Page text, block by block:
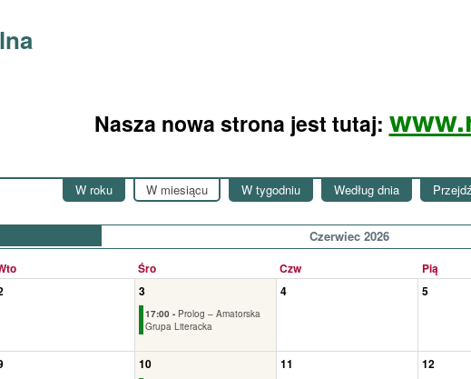
Nasza nowa strona jest tutaj:
W roku W miesiącu W tygodniu Według dnia
Czerwiec 2026
Śro Czw Pią
3
17:00 - Prolog – Amatorska
Grupa Literacka
4 5
10 11 12